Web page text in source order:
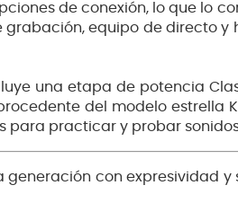
de conexión, lo que lo
grabación, equipo de directo y
una etapa de potencia
del modelo estrella
para practicar y probar
con expresividad y